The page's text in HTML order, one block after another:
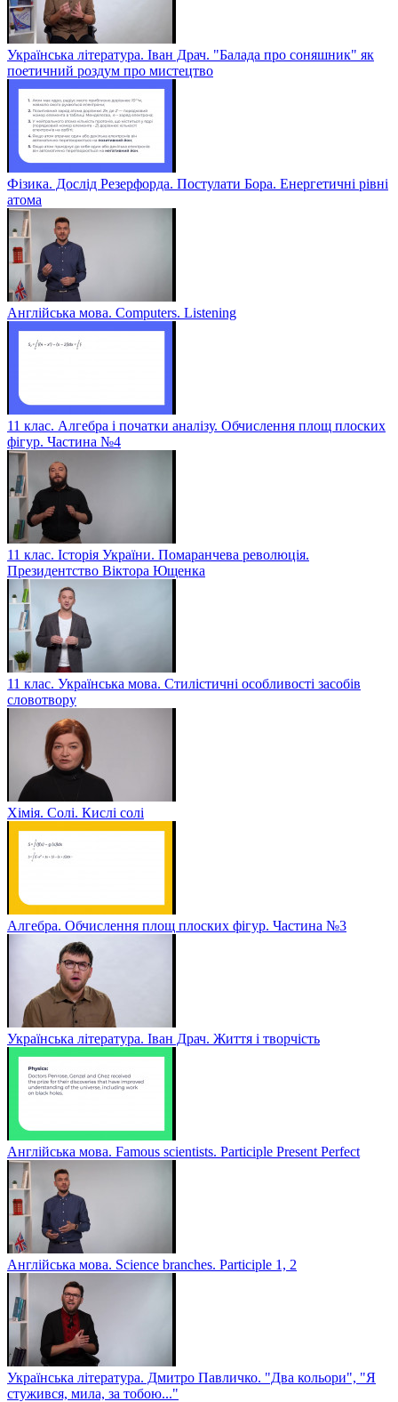
Українська література. Іван Драч. "Балада про соняшник" як
поетичний роздум про мистецтво
Фізика. Дослід Резерфорда. Постулати Бора. Енергетичні рівні
атома
Англійська мова. Computers. Listening
11 клас. Алгебра і початки аналізу. Обчислення площ плоских
фігур. Частина №4
11 клас. Історія України. Помаранчева революція.
Президентство Віктора Ющенка
11 клас. Українська мова. Стилістичні особливості засобів
словотвору
Хімія. Солі. Кислі солі
Алгебра. Обчислення площ плоских фігур. Частина №3
Українська література. Іван Драч. Життя і творчість
Англійська мова. Famous scientists. Participle Present Perfect
Англійська мова. Sсience branches. Participle 1, 2
Українська література. Дмитро Павличко. "Два кольори", "Я
стужився, мила, за тобою..."